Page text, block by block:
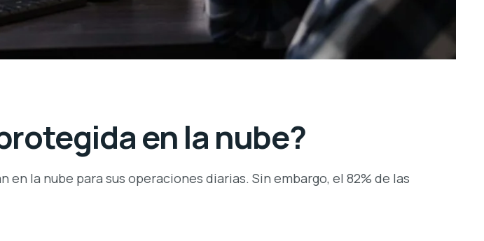
en la nube?
la nube para sus operaciones diarias. Sin embargo, el 82% de las